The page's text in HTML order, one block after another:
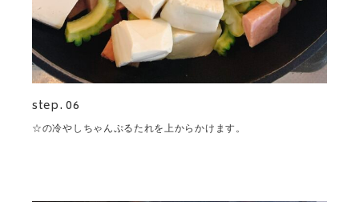
step. 06
☆の冷やしちゃんぷるたれを上からかけます。